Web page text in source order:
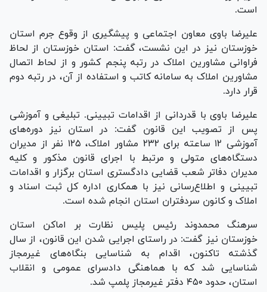
است.
علیرضا باوی معاون اجتماعی و پیشگیری از وقوع جرم استان
خوزستان نیز در این نشست، گفت: استان خوزستان از لحاظ
فراوانی مشاورین املاک در رتبه پنجم کشور و از لحاط اتصال
مشاورین املاک به سامانه کاتب و استفاده از آن، در رتبه دوم
قرار دارد.
علیرضا باوی با قدردانی از اقدامات تبیینی. تبلیغی و آموزشی
پس از تصویب این قانون گفت: در استان نیز دوره‌های
آموزشی ۱۲ ساعته برای ۲۳۲ مشاور املاک، ۱۲۵ نفر از مدیران
دستگاه‌های متولی و مرتبط با اجرای قانون مذکور و کلیه
مدیران دفاتر شعب قضایی دادگستری استان برگزار و اقدامات
تبیینی و اطلاع‌رسانی نیز با همکاری اداره کل ثبت اسناد و
املاک و کانون سردفتران استان انجام شده است.
سرهنگ محمدوند رئیس پلیس نظارت بر اماکن استان
خوزستان نیز گفت: در راستای اجرایی شدن این قانون، از سال
گذشته تاکنون، اقدام به شناسایی بنگاه‌های غیرمجاز
شناسایی شد که با هماهنگی دادسرای عمومی و انقلاب
استان، حدود ۴۵۰ دفتر غیرمجاز پلمپ شد.